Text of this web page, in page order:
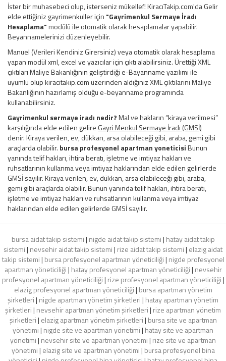
İster bir muhasebeci olup, isterseniz mükellef! KiracıTakip.com'da Gelir
elde ettiğiniz gayrimenkuller için "Gayrimenkul Sermaye İradı
Hesaplama"modülü ile otomatik olarak hesaplamalar yapabilir.
Beyannamelerinizi düzenleyebilir.
Manuel (Verileri Kendiniz Girersiniz) veya otomatik olarak hesaplama
yapan modül xml, excel ve yazıcılar için çıktı alabilirsiniz. Ürettiği XML
çıktıları Maliye Bakanlığının geliştirdiği e-Bayanname yazılımı ile
uyumlu olup kiracitakip.com üzerinden aldığınız XML çıktılarını Maliye
Bakanlığının hazırlamış olduğu e-beyanname programında
kullanabilirsiniz.
Gayrimenkul sermaye iradı nedir?Mal ve hakların “kiraya verilmesi”
karşılığında elde edilen gelire Gayri Menkul Sermaye İradı (GMSİ)
denir. Kiraya verilen, ev, dükkan, arsa olabileceği gibi, araba, gemi gibi
araçlarda olabilir. bursa profesyonel apartman yoneticisiBunun
yanında telif hakları, ihtira beratı, işletme ve imtiyaz hakları ve
ruhsatlarının kullanma veya imtiyaz haklarından elde edilen gelirlerde
GMSİ sayılır. Kiraya verilen, ev, dükkan, arsa olabileceği gibi, araba,
gemi gibi araçlarda olabilir. Bunun yanında telif hakları, ihtira beratı,
işletme ve imtiyaz hakları ve ruhsatlarının kullanma veya imtiyaz
haklarından elde edilen gelirlerde GMSİ sayılır.
bursa aidat takip sistemi| nigde aidat takip sistemi| hatay aidat takip
sistemi| nevsehir aidat takip sistemi| rize aidat takip sistemi| elazig aidat
takip sistemi| bursa profesyonel apartman yöneticiliği| nigde profesyonel
apartman yöneticiliği| hatay profesyonel apartman yöneticiliği| nevsehir
profesyonel apartman yöneticiliği| rize profesyonel apartman yöneticiliği|
elazig profesyonel apartman yöneticiliği| bursa apartman yönetim
şirketleri| nigde apartman yönetim şirketleri| hatay apartman yönetim
şirketleri| nevsehir apartman yönetim şirketleri| rize apartman yönetim
şirketleri| elazig apartman yönetim şirketleri| bursa site ve apartman
yönetimi| nigde site ve apartman yönetimi| hatay site ve apartman
yönetimi| nevsehir site ve apartman yönetimi| rize site ve apartman
yönetimi| elazig site ve apartman yönetimi| bursa profesyonel bina